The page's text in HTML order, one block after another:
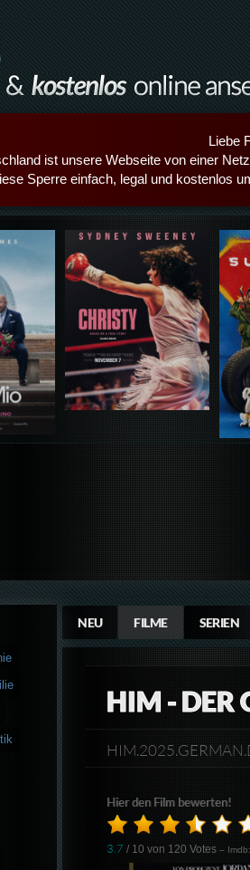
Liebe
ist unsere Webseite von einer
Sperre einfach, legal und kostenlos
Details,Play
NEU FILME SERIEN
HIM - DER
Hier den Film bewerten!
3.7 / 10 von 120 Votes –